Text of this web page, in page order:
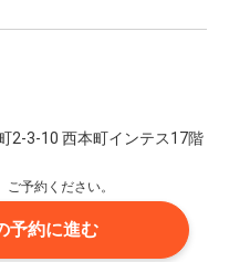
2-3-10 西本町インテス17階
ご予約ください。
予約に進む